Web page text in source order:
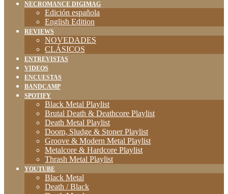
NECROMANCE DIGIMAG
Edición española
English Edition
REVIEWS
NOVEDADES
CLÁSICOS
ENTREVISTAS
VIDEOS
ENCUESTAS
BANDCAMP
SPOTIFY
Black Metal Playlist
Brutal Death & Deathcore Playlist
Death Metal Playlist
Doom, Sludge & Stoner Playlist
Groove & Modern Metal Playlist
Metalcore & Hardcore Playlist
Thrash Metal Playlist
YOUTUBE
Black Metal
Death / Black